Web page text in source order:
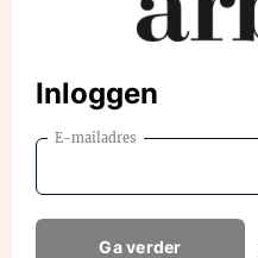
Inloggen
E-mailadres
Ga verder